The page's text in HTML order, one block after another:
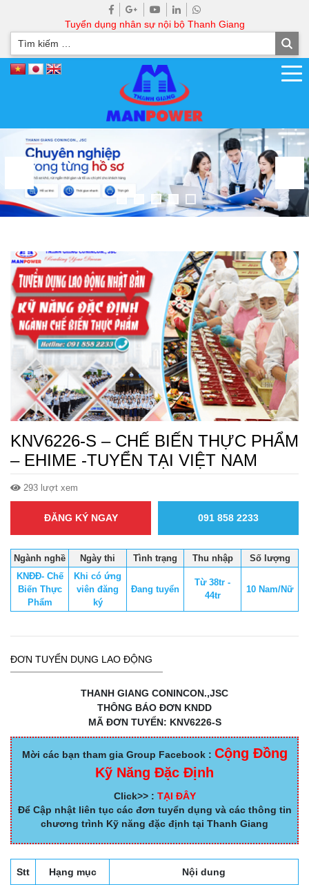
Tuyển dụng nhân sự nội bộ Thanh Giang
KNV6226-S – CHẾ BIẾN THỰC PHẨM
– EHIME -TUYỂN TẠI VIỆT NAM
293 lượt xem
ĐĂNG KÝ NGAY 091 858 2233
Ngành nghề Ngày thi Tình trạng Thu nhập
Số lượng
KNĐĐ- Chế
Biến Thực
Phẩm
Khi có ứng
viên đăng
ký
Đang tuyển
Từ 38tr -
44tr
10 Nam/Nữ
ĐƠN TUYỂN DỤNG LAO ĐỘNG
THANH GIANG CONINCON.,JSC
THÔNG BÁO ĐƠN KNDD
MÃ ĐƠN TUYỂN: KNV6226-S
Mời các bạn tham gia Group Facebook : Cộng Đồng
Kỹ Năng Đặc Định
Click>> : TẠI ĐÂY
Để Cập nhật liên tục các đơn tuyển dụng và các thông tin
chương trình Kỹ năng đặc định tại Thanh Giang
Stt Hạng mục Nội dung